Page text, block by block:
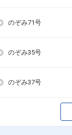
のぞみ71号
のぞみ35号
のぞみ37号